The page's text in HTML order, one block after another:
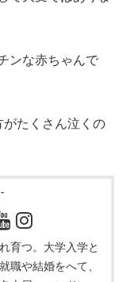
ンな赤ちゃんで
がたくさん泣くの
育つ。大学入学と
職や結婚をへて、